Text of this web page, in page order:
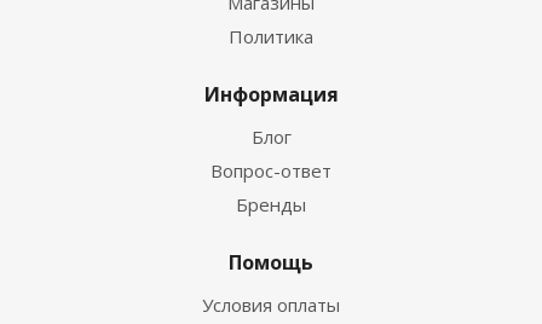
Политика
Информация
Блог
Вопрос-ответ
Бренды
Помощь
Условия оплаты